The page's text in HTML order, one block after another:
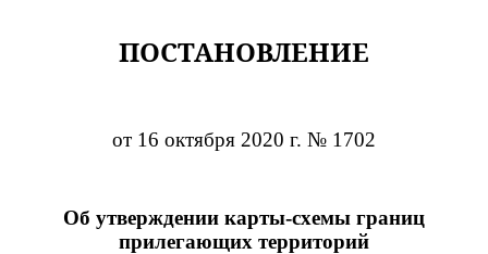
ПОСТАНОВЛЕНИЕ
от 16 октября 2020 г. № 1702
Об утверждении карты-схемы границ
прилегающих территорий